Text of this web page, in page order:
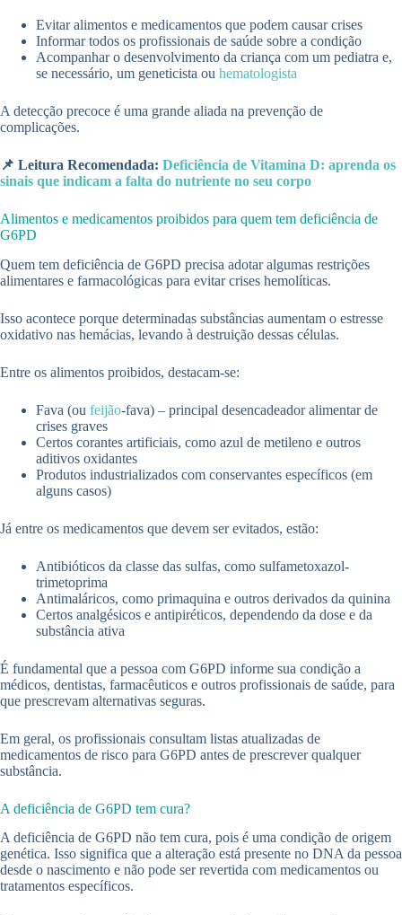
Evitar alimentos e medicamentos que podem causar crises
Informar todos os profissionais de saúde sobre a condição
Acompanhar o desenvolvimento da criança com um pediatra e,
se necessário, um geneticista ou hematologista
A detecção precoce é uma grande aliada na prevenção de
complicações.
📌 Leitura Recomendada: Deficiência de Vitamina D: aprenda os
sinais que indicam a falta do nutriente no seu corpo
Alimentos e medicamentos proibidos para quem tem deficiência de
G6PD
Quem tem deficiência de G6PD precisa adotar algumas restrições
alimentares e farmacológicas para evitar crises hemolíticas.
Isso acontece porque determinadas substâncias aumentam o estresse
oxidativo nas hemácias, levando à destruição dessas células.
Entre os alimentos proibidos, destacam-se:
Fava (ou feijão-fava) – principal desencadeador alimentar de
crises graves
Certos corantes artificiais, como azul de metileno e outros
aditivos oxidantes
Produtos industrializados com conservantes específicos (em
alguns casos)
Já entre os medicamentos que devem ser evitados, estão:
Antibióticos da classe das sulfas, como sulfametoxazol-
trimetoprima
Antimaláricos, como primaquina e outros derivados da quinina
Certos analgésicos e antipiréticos, dependendo da dose e da
substância ativa
É fundamental que a pessoa com G6PD informe sua condição a
médicos, dentistas, farmacêuticos e outros profissionais de saúde, para
que prescrevam alternativas seguras.
Em geral, os profissionais consultam listas atualizadas de
medicamentos de risco para G6PD antes de prescrever qualquer
substância.
A deficiência de G6PD tem cura?
A deficiência de G6PD não tem cura, pois é uma condição de origem
genética. Isso significa que a alteração está presente no DNA da pessoa
desde o nascimento e não pode ser revertida com medicamentos ou
tratamentos específicos.